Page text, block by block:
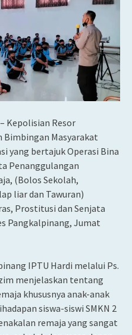
Kepolisian Resor
Bimbingan Masyarakat
yang bertajuk Operasi Bina
Penanggulangan
(Bolos Sekolah,
liar dan Tawuran)
Prostitusi dan Senjata
Pangkalpinang, Jumat
IPTU Hardi melalui Ps.
menjelaskan tentang
khususnya anak-anak
siswa-siswi SMKN 2
remaja yang sangat